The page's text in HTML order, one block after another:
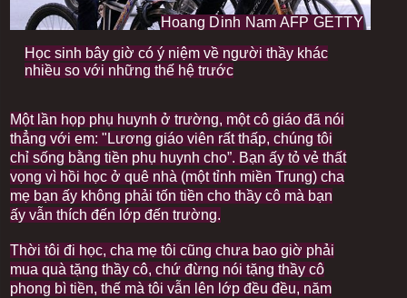
c
o
p
y
r
i
g
h
t
Hoang Dinh Nam AFP GETTY
I
m
a
e
c
a
p
t
i
o
n
Học sinh bây giờ có ý niệm về người thầy khác
nhiều so với những thế hệ trước
Một lần họp phụ huynh ở trường, một cô giáo đã nói
thẳng với em: "Lương giáo viên rất thấp, chúng tôi
chỉ sống bằng tiền phụ huynh cho”. Bạn ấy tỏ vẻ thất
vọng vì hồi học ở quê nhà (một tỉnh miền Trung) cha
mẹ bạn ấy không phải tốn tiền cho thầy cô mà bạn
ấy vẫn thích đến lớp đến trường.
Thời tôi đi học, cha mẹ tôi cũng chưa bao giờ phải
mua quà tặng thầy cô, chứ đừng nói tặng thầy cô
phong bì tiền, thế mà tôi vẫn lên lớp đều đều, năm